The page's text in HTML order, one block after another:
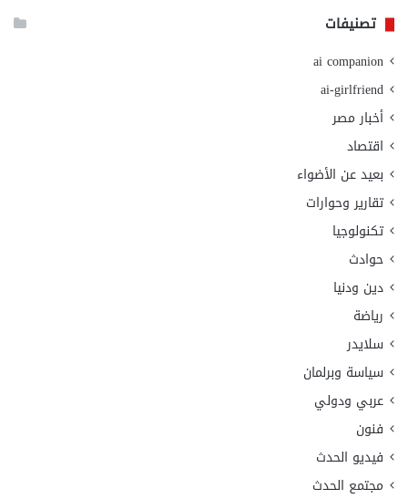
تصنيفات
ai companion
ai-girlfriend
أخبار مصر
اقتصاد
بعيد عن الأضواء
تقارير وحوارات
تكنولوجيا
حوادث
دين ودنيا
رياضة
سلايدر
سياسة وبرلمان
عربي ودولي
فنون
فيديو الحدث
مجتمع الحدث